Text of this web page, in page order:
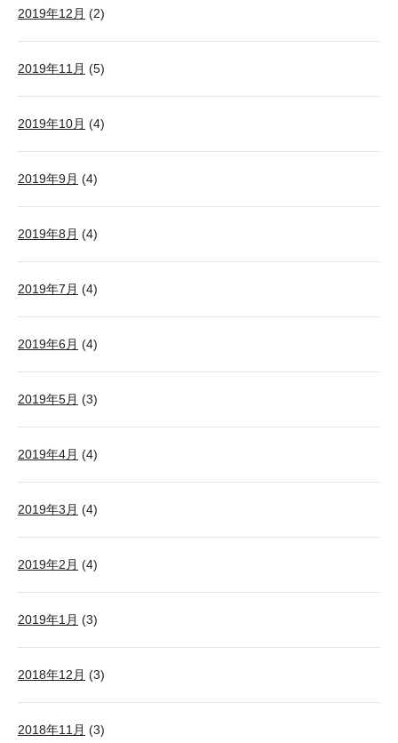
2019年12月 (2)
2019年11月 (5)
2019年10月 (4)
2019年9月 (4)
2019年8月 (4)
2019年7月 (4)
2019年6月 (4)
2019年5月 (3)
2019年4月 (4)
2019年3月 (4)
2019年2月 (4)
2019年1月 (3)
2018年12月 (3)
2018年11月 (3)